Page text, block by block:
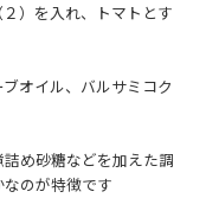
）を入れ、トマトとす
オイル、バルサミコク
め砂糖などを加えた調
のが特徴です